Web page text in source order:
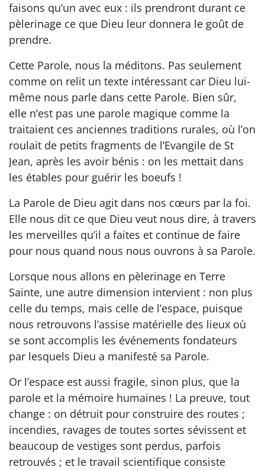
faisons qu’un avec eux : ils prendront durant ce
pèlerinage ce que Dieu leur donnera le goût de
prendre.
Cette Parole, nous la méditons. Pas seulement
comme on relit un texte intéressant car Dieu lui-
même nous parle dans cette Parole. Bien sûr,
elle n’est pas une parole magique comme la
traitaient ces anciennes traditions rurales, où l’on
roulait de petits fragments de l’Evangile de St
Jean, après les avoir bénis : on les mettait dans
les étables pour guérir les boeufs !
La Parole de Dieu agit dans nos cœurs par la foi.
Elle nous dit ce que Dieu veut nous dire, à travers
les merveilles qu’il a faites et continue de faire
pour nous quand nous nous ouvrons à sa Parole.
Lorsque nous allons en pèlerinage en Terre
Sainte, une autre dimension intervient : non plus
celle du temps, mais celle de l’espace, puisque
nous retrouvons l’assise matérielle des lieux où
se sont accomplis les événements fondateurs
par lesquels Dieu a manifesté sa Parole.
Or l’espace est aussi fragile, sinon plus, que la
parole et la mémoire humaines ! La preuve, tout
change : on détruit pour construire des routes ;
incendies, ravages de toutes sortes sévissent et
beaucoup de vestiges sont perdus, parfois
retrouvés ; et le travail scientifique consiste